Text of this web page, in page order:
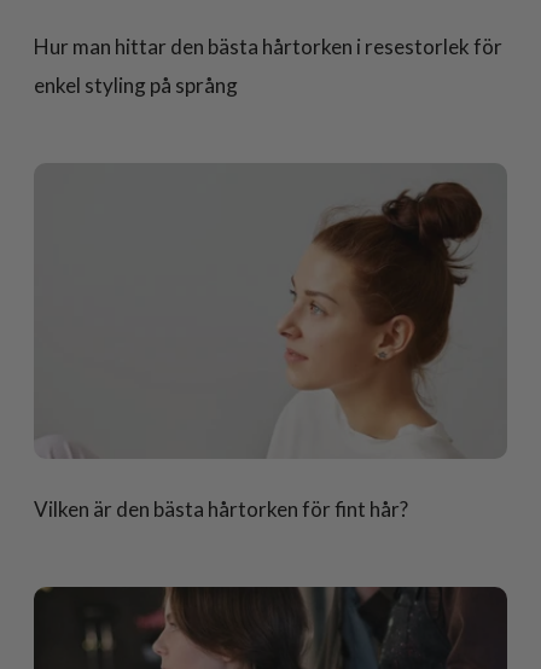
Hur man hittar den bästa hårtorken i resestorlek för
enkel styling på språng
Vilken är den bästa hårtorken för fint hår?